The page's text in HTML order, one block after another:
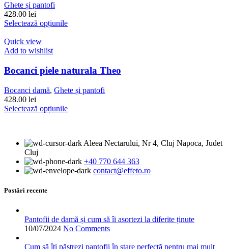
în
Ghete și pantofi
428.00 lei
Selectează opțiunileAcest
variații.
Opțiunile
pot
fi
în
Quick view
Add to wishlist
Bocanci piele naturala Theo
Bocanci damă, Ghete și pantofi
428.00 lei
Selectează opțiunileAcest
multe
Opțiunile
pot
produsului.
Aleea Nectarului, Nr 4, Cluj Napoca, Judet
Cluj
+40 770 644 363
contact@effeto.ro
Postări recente
Pantofii de damă și cum să îi asortezi la diferite ținute
10/07/2024 No Comments
Cum să îți păstrezi pantofii în stare perfectă pentru mai mult